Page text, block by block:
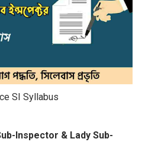
SI Syllabus
Inspector & Lady Sub-